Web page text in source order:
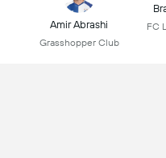
Amir Abrashi
Grasshopper Club
FC